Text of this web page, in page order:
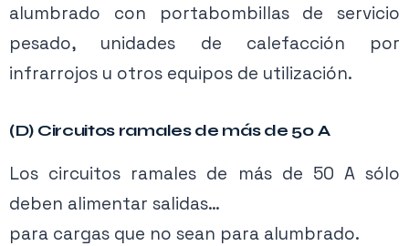
80 por ciento de la capacidad del circuito
ramal si los laboratorios de pruebas permiten
que el equipo se fabrique para el 100 por
Ver planes →
alumbrado con portabombillas de servicio
pesado, unidades de calefacción por
infrarrojos u otros equipos de utilización.
(D) Circuitos ramales de más de 50 A
Los circuitos ramales de más de 50 A sólo
deben alimentar salidas…
para cargas que no sean para alumbrado.